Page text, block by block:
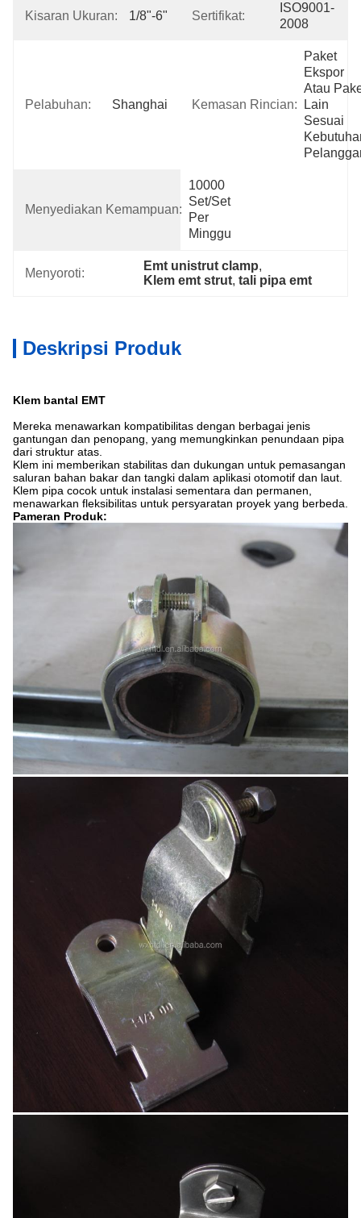
Kisaran Ukuran: 1/8"-6" Sertifikat:
ISO9001-
2008
Pelabuhan: Shanghai Kemasan Rincian:
Paket
Ekspor
Atau
Lain
Sesuai
Menyediakan Kemampuan:
10000
Set/Set
Per
Minggu
Menyoroti:
Emt unistrut clamp,
Klem emt strut, tali pipa emt
Deskripsi Produk
Klem bantal EMT
Mereka menawarkan kompatibilitas dengan berbagai jenis
gantungan dan penopang, yang memungkinkan penundaan pipa
dari struktur atas.
Klem ini memberikan stabilitas dan dukungan untuk pemasangan
saluran bahan bakar dan tangki dalam aplikasi otomotif dan laut.
Klem pipa cocok untuk instalasi sementara dan permanen,
menawarkan fleksibilitas untuk persyaratan proyek yang berbeda.
Pameran Produk: